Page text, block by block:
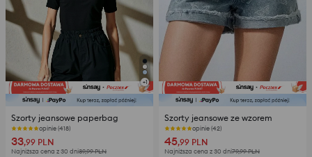
+1
Szorty jeansowe paperbag
opinie (418)
33,99 PLN
Najniższa cena z 30 dni39,99PLN
Szorty jeansowe ze wzorem
opinie (42)
45,99 PLN
Najniższa cena z 30 dni79,99PLN